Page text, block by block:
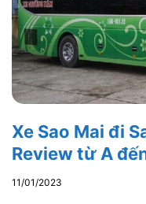
Xe Sao Mai đi
Review từ A
11/01/2023